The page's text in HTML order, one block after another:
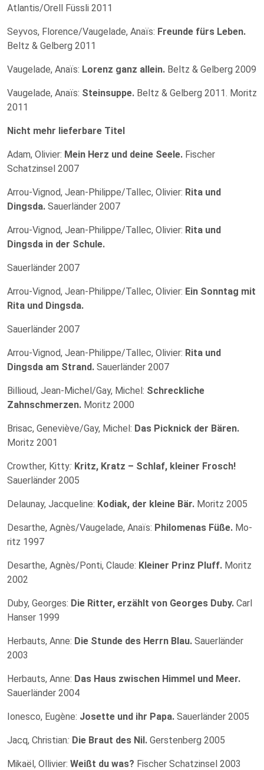
Atlantis/Orell Füssli 2011
Seyvos, Florence/Vaugelade, Anaïs: Freunde fürs Leben.
Beltz & Gelberg 2011
Vaugelade, Anaïs: Lorenz ganz allein. Beltz & Gelberg 2009
Vaugelade, Anaïs: Steinsuppe. Beltz & Gelberg 2011. Moritz
2011
Nicht mehr lieferbare Titel
Adam, Olivier: Mein Herz und deine Seele. Fischer
Schatzinsel 2007
Arrou-Vignod, Jean-Philippe/Tallec, Olivier: Rita und
Dingsda. Sauerländer 2007
Arrou-Vignod, Jean-Philippe/Tallec, Olivier: Rita und
Dingsda in der Schule.
Sauerländer 2007
Arrou-Vignod, Jean-Philippe/Tallec, Olivier: Ein Sonntag mit
Rita und Dingsda.
Sauerländer 2007
Arrou-Vignod, Jean-Philippe/Tallec, Olivier: Rita und
Dingsda am Strand. Sauerländer 2007
Billioud, Jean-Michel/Gay, Michel: Schreckliche
Zahnschmerzen. Moritz 2000
Brisac, Geneviève/Gay, Michel: Das Picknick der Bären.
Moritz 2001
Crowther, Kitty: Kritz, Kratz – Schlaf, kleiner Frosch!
Sauerländer 2005
Delaunay, Jacqueline: Kodiak, der kleine Bär. Moritz 2005
Desarthe, Agnès/Vaugelade, Anaïs: Philomenas Füße. Mo­
ritz 1997
Desarthe, Agnès/Ponti, Claude: Kleiner Prinz Pluff. Moritz
2002
Duby, Georges: Die Ritter, erzählt von Georges Duby. Carl
Hanser 1999
Herbauts, Anne: Die Stunde des Herrn Blau. Sauerlän­der
2003
Herbauts, Anne: Das Haus zwischen Himmel und Meer.
Sauerländer 2004
Ionesco, Eugène: Josette und ihr Papa. Sauerländer 2005
Jacq, Christian: Die Braut des Nil. Gerstenberg 2005
Mikaël, Ollivier: Weißt du was? Fischer Schatzinsel 2003